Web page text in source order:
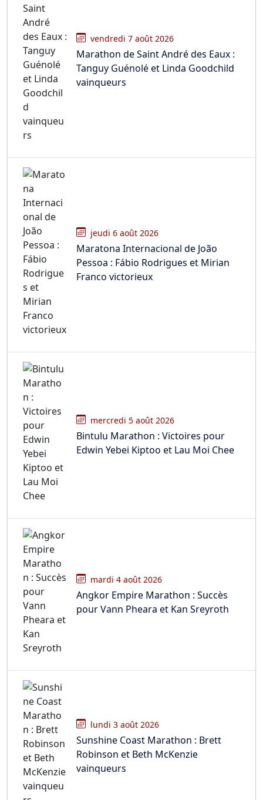
vendredi 7 août 2026
Marathon de Saint André des Eaux :
Tanguy Guénolé et Linda Goodchild
vainqueurs
jeudi 6 août 2026
Maratona Internacional de João
Pessoa : Fábio Rodrigues et Mirian
Franco victorieux
mercredi 5 août 2026
Bintulu Marathon : Victoires pour
Edwin Yebei Kiptoo et Lau Moi Chee
mardi 4 août 2026
Angkor Empire Marathon : Succès
pour Vann Pheara et Kan Sreyroth
lundi 3 août 2026
Sunshine Coast Marathon : Brett
Robinson et Beth McKenzie
vainqueurs